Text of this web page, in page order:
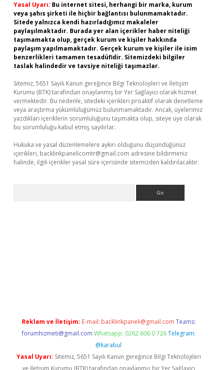
Yasal Uyarı: Bu internet sitesi, herhangi bir marka, kurum
veya şahıs şirketi ile hiçbir bağlantısı bulunmamaktadır.
Sitede yalnızca kendi hazırladığımız makaleler
paylaşılmaktadır. Burada yer alan içerikler haber niteliği
taşımamakta olup, gerçek kurum ve kişiler hakkında
paylaşım yapılmamaktadır. Gerçek kurum ve kişiler ile isim
benzerlikleri tamamen tesadüfidir. Sitemizdeki bilgiler
taslak halindedir ve tavsiye niteliği taşımazlar.
Sitemiz, 5651 Sayılı Kanun gereğince Bilgi Teknolojileri ve İletişim
Kurumu (BTK) tarafından onaylanmış bir Yer Sağlayıcı olarak hizmet
vermektedir. Bu nedenle, sitedeki içerikleri proaktif olarak denetleme
veya araştırma yükümlülüğümüz bulunmamaktadır. Ancak, üyelerimiz
yazdıkları içeriklerin sorumluluğunu taşımakta olup, siteye üye olarak
bu sorumluluğu kabul etmiş sayılırlar.
Hukuka ve yasal düzenlemelere aykırı olduğunu düşündüğünüz
içerikleri, backlinkpanelicomtr@gmail.com adresine bildirmeniz
halinde, ilgili içerikler yasal süre içerisinde sitemizden kaldırılacaktır.
Reklam ve İletişim: E-mail: backlinkpaneli@gmail.com Teams:
forumhizmeti@gmail.com Whatsapp: 0262 606 0 726 Telegram:
@karabul
Yasal Uyarı: Sitemiz, 5651 Sayılı Kanun gereğince Bilgi Teknolojileri
ve İletişim Kurumu (BTK) tarafından onaylanmış bir Yer Sağlayıcı